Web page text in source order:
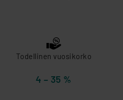
Todellinen vuosikorko
4 – 35 %